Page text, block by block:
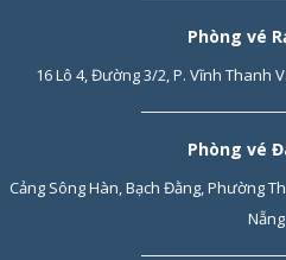
Phòng vé
16 Lô 4, Đường 3/2, P. Vĩnh Thanh
Phòng vé
Cảng Sông Hàn, Bạch Đằng, Phường
Nẵng